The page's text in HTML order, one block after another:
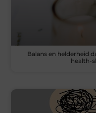
Balans en helderheid
health-